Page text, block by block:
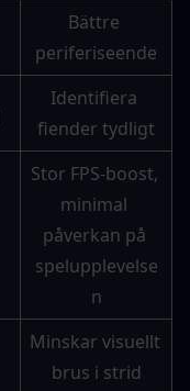
Bättre
periferiseende
Identifiera
fiender tydligt
Stor FPS-boost,
minimal
påverkan på
spelupplevelse
n
Minskar visuellt
brus i strid